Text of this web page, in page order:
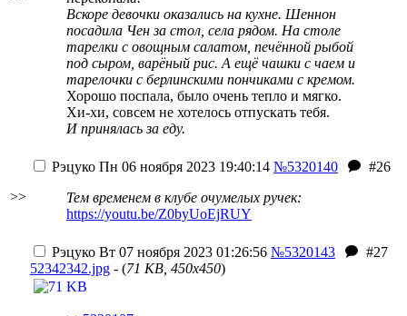
Вскоре девочки оказались на кухне. Шеннон
посадила Чен за стол, села рядом. На столе
тарелки с овощным салатом, печённой рыбой
под сыром, варёный рис. А ещё чашки с чаем и
тарелочки с берлинскими пончиками с кремом.
Хорошо поспала, было очень тепло и мягко.
Хи-хи, совсем не хотелось отпускать тебя.
И принялась за еду.
>>
Рэцуко Пн 06 ноября 2023 19:40:14 №5320140
#26
Тем временем в клубе очумелых ручек:
https://youtu.be/Z0byUoEjRUY
Рэцуко Вт 07 ноября 2023 01:26:56 №5320143
#27
52342342.jpg - (71 KB, 450x450)